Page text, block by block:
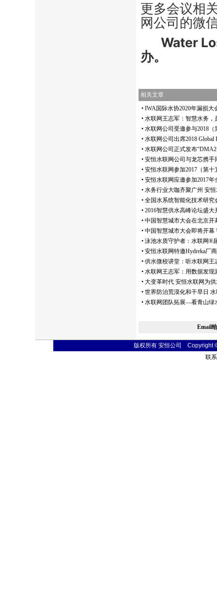
更多会议相
网公司的微
Water
办。
相关文章
• IWA国际水协2020年漏损
• 水联网王志军：智慧水务
• 水联网公司受邀参与2018
• 水联网公司出席2018 Global
• 水联网公司正式发布
• 安恒水联网公司与龙芯携手
• 安恒水联网参加2017（第
• 安恒水联网应邀参加2017
• 水务行业大咖齐聚广州 安
• 全国水系统智能化技术研究
• 2016智慧供水高峰论坛盛
• 中国智慧城市大会在北京开
• 中国智慧城市大会即将开
• 泳池水质守护者：水联网®
• 安恒水联网特邀Hydreka厂
• 供水微校讲堂：听水联网王
• 水联网王志军：用数据发现
• 大变革时代 安恒水联网为
• 世界防治荒漠化和干旱日
• 水联网团队拓展—看青山绿
Email
版权所有 安恒公司 Copyright
联